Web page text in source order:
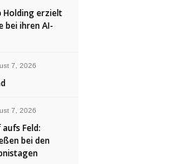
Holding erzielt
bei ihren AI-
7, 2026
7, 2026
Feld:
bei den